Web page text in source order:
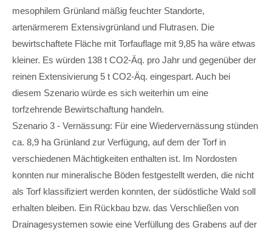
mesophilem Grünland mäßig feuchter Standorte,
artenärmerem Extensivgrünland und Flutrasen. Die
bewirtschaftete Fläche mit Torfauflage mit 9,85 ha wäre etwas
kleiner. Es würden 138 t CO2-Äq. pro Jahr und gegenüber der
reinen Extensivierung 5 t CO2-Äq. eingespart. Auch bei
diesem Szenario würde es sich weiterhin um eine
torfzehrende Bewirtschaftung handeln.
Szenario 3 - Vernässung: Für eine Wiedervernässung stünden
ca. 8,9 ha Grünland zur Verfügung, auf dem der Torf in
verschiedenen Mächtigkeiten enthalten ist. Im Nordosten
konnten nur mineralische Böden festgestellt werden, die nicht
als Torf klassifiziert werden konnten, der südöstliche Wald soll
erhalten bleiben. Ein Rückbau bzw. das Verschließen von
Drainagesystemen sowie eine Verfüllung des Grabens auf der